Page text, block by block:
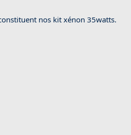
nos kit xénon 35watts.